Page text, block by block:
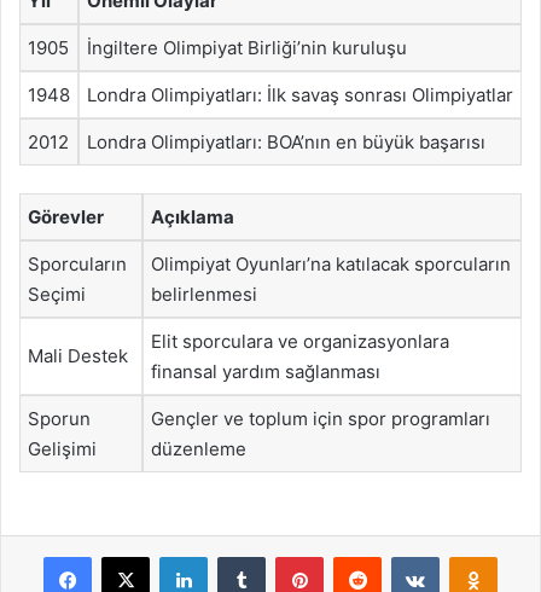
1905 İngiltere Olimpiyat Birliği’nin kuruluşu
1948 Londra Olimpiyatları: İlk savaş sonrası Olimpiyatlar
2012 Londra Olimpiyatları: BOA’nın en büyük başarısı
Görevler Açıklama
Sporcuların
Seçimi
Olimpiyat Oyunları’na katılacak sporcuların
belirlenmesi
Mali Destek
Elit sporculara ve organizasyonlara
finansal yardım sağlanması
Sporun
Gelişimi
Gençler ve toplum için spor programları
düzenleme
Facebook
X LinkedInTumblr PinterestReddit VKontakte